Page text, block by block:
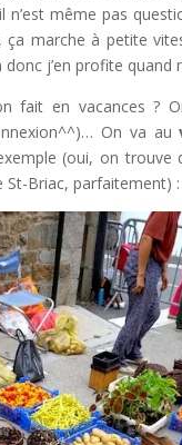
n’est même pas
ça marche à petite
j’en profite quand
fait en vacances ?
On va au
(oui, on trouve
St-Briac, parfaitement) :